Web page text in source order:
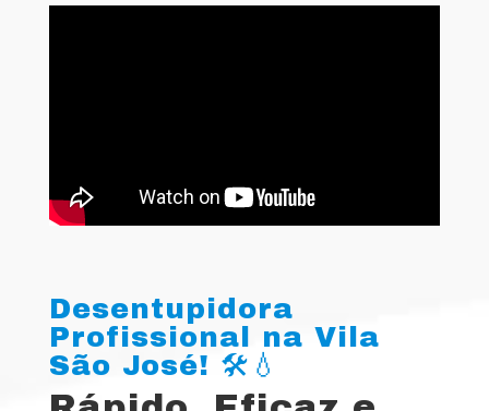
Desentupidora
Profissional na Vila
São José! 🛠️💧